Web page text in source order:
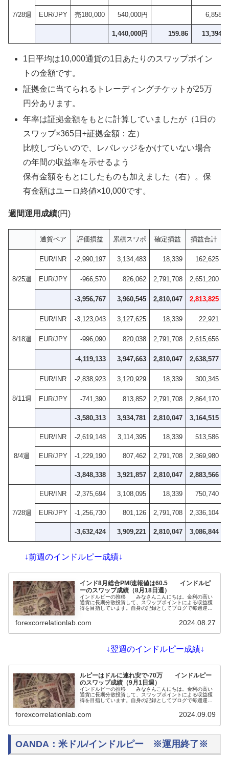
7/28週 EUR/JPY 売180,000 540,000円 6,858円
1,440,000円 159.86 13,394円
1日平均は10,000通貨の1日あたりのスワップポイン
トの金額です。
証拠金に当てられるトレーディングチケットが25万
円分あります。
年率は証拠金額をもとに計算していましたが（1日の
スワップ×365日÷証拠金額：左）
比較しづらいので、レバレッジをかけていない場合
の年間の収益率を示せるよう
保有金額をもとにしたものも加えました（右）。保
有金額はユーロ終値×10,000です。
週間運用成績(円)
通貨ペア 評価損益 累積スワポ 確定損益 損益合計
8/25週
EUR/INR -2,990,197 3,134,483 18,339 162,625
EUR/JPY -966,570 826,062 2,791,708 2,651,200
-3,956,767 3,960,545 2,810,047 2,813,825
8/18週
EUR/INR -3,123,043 3,127,625 18,339 22,921
EUR/JPY -996,090 820,038 2,791,708 2,615,656
-4,119,133 3,947,663 2,810,047 2,638,577
8/11週
EUR/INR -2,838,923 3,120,929 18,339 300,345
EUR/JPY -741,390 813,852 2,791,708 2,864,170
-3,580,313 3,934,781 2,810,047 3,164,515
8/4週
EUR/INR -2,619,148 3,114,395 18,339 513,586
EUR/JPY -1,229,190 807,462 2,791,708 2,369,980
-3,848,338 3,921,857 2,810,047 2,883,566
7/28週
EUR/INR -2,375,694 3,108,095 18,339 750,740
EUR/JPY -1,256,730 801,126 2,791,708 2,336,104
-3,632,424 3,909,221 2,810,047 3,086,844
↓前週のインドルピー成績↓
インド8月総合PMI速報値は60.5 インドルピ
ーのスワップ成績（8月18日週）
インドルピーの推移 みなさんこんにちは。金利の高い
通貨に長期分散投資して、スワップポイントによる収益獲
得を目指しています。自身の記録としてブログで毎週運用
ていて、両通貨はとても似た動きをします。ドルストレー
トの高金利通貨と逆に動くことも多いので、ヘッジ効果が
forexcorrelationlab.com 2024.08.27
↓翌週のインドルピー成績↓
ルピーはドルに連れ安で-70万 インドルピー
のスワップ成績（9月1日週）
インドルピーの推移 みなさんこんにちは。金利の高い
通貨に長期分散投資して、スワップポイントによる収益獲
得を目指しています。自身の記録としてブログで毎週運用
ていて、両通貨はとても似た動きをします。ドルストレー
トの高金利通貨と逆に動くことも多いので、ヘッジ効果が
forexcorrelationlab.com 2024.09.09
OANDA：米ドル/インドルピー ※運用終了※